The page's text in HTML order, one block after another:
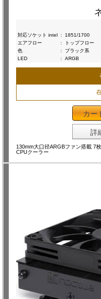
対応ソケット intel :
1851/1700
エアフロー
:
トップフロー
色
:
ブラック系
LED
: ARGB
カー
詳
130mm大口径ARGBファン搭載 7
CPUクーラー